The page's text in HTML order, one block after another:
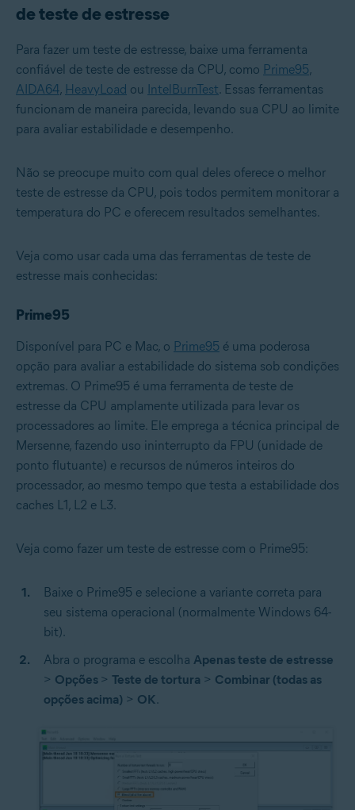
de teste de estresse
Para fazer um teste de estresse, baixe uma ferramenta
confiável de teste de estresse da CPU, como Prime95,
AIDA64, HeavyLoad ou IntelBurnTest. Essas ferramentas
funcionam de maneira parecida, levando sua CPU ao limite
para avaliar estabilidade e desempenho.
Não se preocupe muito com qual deles oferece o melhor
teste de estresse da CPU, pois todos permitem monitorar a
temperatura do PC e oferecem resultados semelhantes.
Veja como usar cada uma das ferramentas de teste de
estresse mais conhecidas:
Prime95
Disponível para PC e Mac, o Prime95 é uma poderosa
opção para avaliar a estabilidade do sistema sob condições
extremas. O Prime95 é uma ferramenta de teste de
estresse da CPU amplamente utilizada para levar os
processadores ao limite. Ele emprega a técnica principal de
Mersenne, fazendo uso ininterrupto da FPU (unidade de
ponto flutuante) e recursos de números inteiros do
processador, ao mesmo tempo que testa a estabilidade dos
caches L1, L2 e L3.
Veja como fazer um teste de estresse com o Prime95:
Baixe o Prime95 e selecione a variante correta para
seu sistema operacional (normalmente Windows 64-
bit).
Abra o programa e escolha Apenas teste de estresse
> Opções > Teste de tortura > Combinar (todas as
opções acima) > OK.